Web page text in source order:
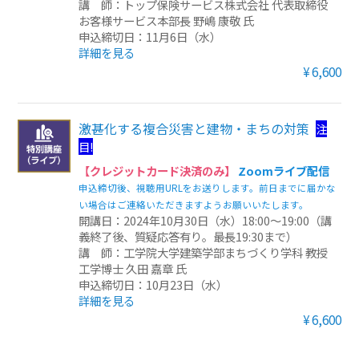
講 師：トップ保険サービス株式会社 代表取締役
お客様サービス本部長 野嶋 康敬 氏
申込締切日：11月6日（水）
詳細を見る
¥6,600
激甚化する複合災害と建物・まちの対策 注
目!
【クレジットカード決済のみ】
Zoomライブ配信
申込締切後、視聴用URLをお送りします。前日までに届かな
い場合はご連絡いただきますようお願いいたします。
開講日：2024年10月30日（水）18:00～19:00（講
義終了後、質疑応答有り。最長19:30まで）
講 師：工学院大学建築学部まちづくり学科 教授
工学博士 久田 嘉章 氏
申込締切日：10月23日（水）
詳細を見る
¥6,600